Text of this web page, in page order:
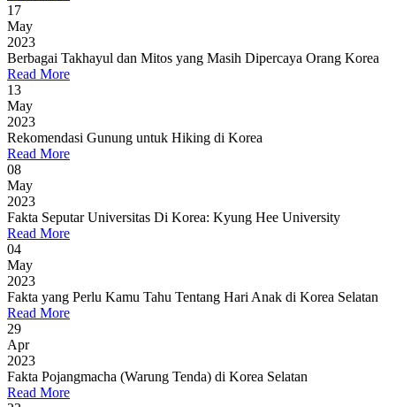
17
May
2023
Berbagai Takhayul dan Mitos yang Masih Dipercaya Orang Korea
Read More
13
May
2023
Rekomendasi Gunung untuk Hiking di Korea
Read More
08
May
2023
Fakta Seputar Universitas Di Korea: Kyung Hee University
Read More
04
May
2023
Fakta yang Perlu Kamu Tahu Tentang Hari Anak di Korea Selatan
Read More
29
Apr
2023
Fakta Pojangmacha (Warung Tenda) di Korea Selatan
Read More